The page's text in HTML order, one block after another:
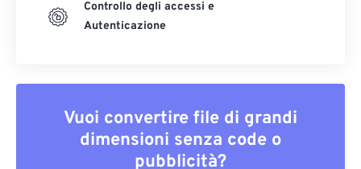
Controllo degli accessi e
Autenticazione
Vuoi convertire file di grandi
dimensioni senza code o
pubblicità?